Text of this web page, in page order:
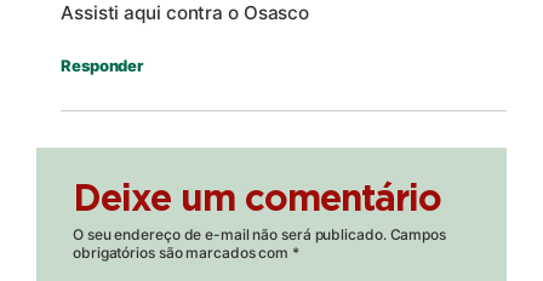
Assisti aqui contra o Osasco
Responder
Deixe um comentário
O seu endereço de e-mail não será publicado. Campos
obrigatórios são marcados com *